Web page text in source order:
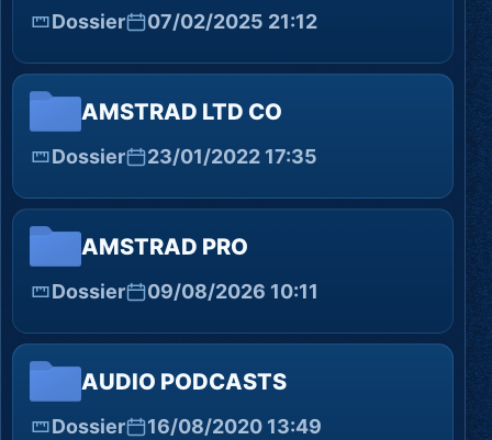
Dossier 07/02/2025 21:12
AMSTRAD LTD CO
Dossier 23/01/2022 17:35
AMSTRAD PRO
Dossier 09/08/2026 10:11
AUDIO PODCASTS
Dossier 16/08/2020 13:49